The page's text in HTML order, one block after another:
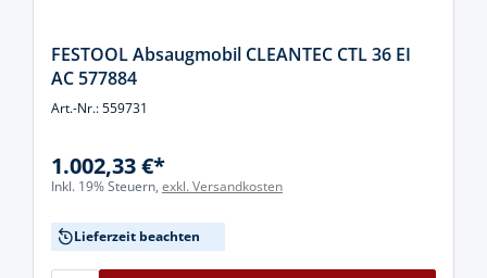
FESTOOL Absaugmobil CLEANTEC CTL 36 EI
AC 577884
Art.-Nr.: 559731
1.002,33 €*
Inkl. 19% Steuern, exkl. Versandkosten
Lieferzeit beachten